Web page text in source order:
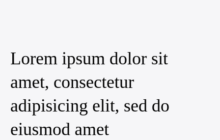
Lorem ipsum dolor sit
amet, consectetur
adipisicing elit, sed do
eiusmod amet